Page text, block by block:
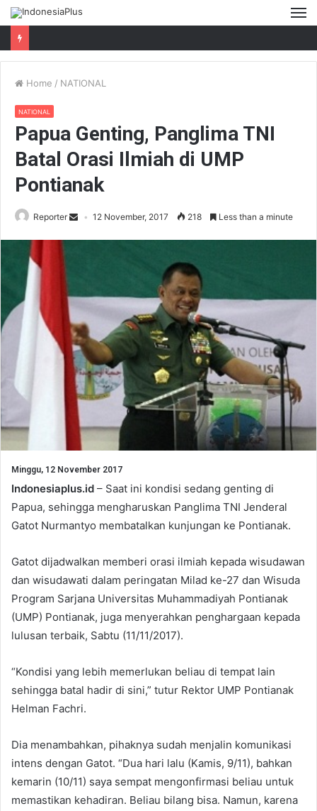
Home / NATIONAL
NATIONAL
Papua Genting, Panglima TNI
Batal Orasi Ilmiah di UMP
Pontianak
Reporter 12 November, 2017 218 Less than a minute
Minggu, 12 November 2017
Indonesiaplus.id – Saat ini kondisi sedang genting di
Papua, sehingga mengharuskan Panglima TNI Jenderal
Gatot Nurmantyo membatalkan kunjungan ke Pontianak.
Gatot dijadwalkan memberi orasi ilmiah kepada wisudawan
dan wisudawati dalam peringatan Milad ke-27 dan Wisuda
Program Sarjana Universitas Muhammadiyah Pontianak
(UMP) Pontianak, juga menyerahkan penghargaan kepada
lulusan terbaik, Sabtu (11/11/2017).
“Kondisi yang lebih memerlukan beliau di tempat lain
sehingga batal hadir di sini,” tutur Rektor UMP Pontianak
Helman Fachri.
Dia menambahkan, pihaknya sudah menjalin komunikasi
intens dengan Gatot. “Dua hari lalu (Kamis, 9/11), bahkan
kemarin (10/11) saya sempat mengonfirmasi beliau untuk
memastikan kehadiran. Beliau bilang bisa. Namun, karena